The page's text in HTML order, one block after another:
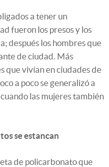
a tener un
fueron los presos y los
después los hombres que
de ciudad. Más
que vivían en ciudades de
a poco se generalizó a
las mujeres también
se estancan
de policarbonato que